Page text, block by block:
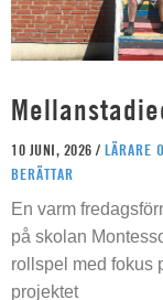
10 JUNI, 2026 / LÄRARE
BERÄTTAR
En varm
på skolan
rollspel med fokus
projektet